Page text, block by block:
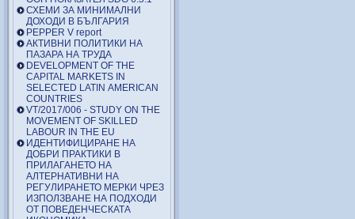
СХЕМИ ЗА МИНИМАЛНИ
ДОХОДИ В БЪЛГАРИЯ
PEPPER V report
АКТИВНИ ПОЛИТИКИ НА
ПАЗАРА НА ТРУДА
DEVELOPMENT OF THE
CAPITAL MARKETS IN
SELECTED LATIN AMERICAN
COUNTRIES
VT/2017/006 - STUDY ON THE
MOVEMENT OF SKILLED
LABOUR IN THE EU
ИДЕНТИФИЦИРАНЕ НА
ДОБРИ ПРАКТИКИ В
ПРИЛАГАНЕТО НА
АЛТЕРНАТИВНИ НА
РЕГУЛИРАНЕТО МЕРКИ ЧРЕЗ
ИЗПОЛЗВАНЕ НА ПОДХОДИ
ОТ ПОВЕДЕНЧЕСКАТА